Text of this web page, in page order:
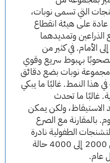
التي تسمى نوبات،
على هيئة انقطاع
الذراعين وتمديدهما
الأمام. في كثير من
بهبوط سريع وقوي
نوبات بضع دقائق
هذا النمط. غالبًا ما يبكي
غالبًا ما تحدث
ولكن يمكن
بالمقارنة مع الصرع
الطفولية نادرة
إلى حد ما. هناك ما يقرب من 2000 إلى 4000 حالة
عام.